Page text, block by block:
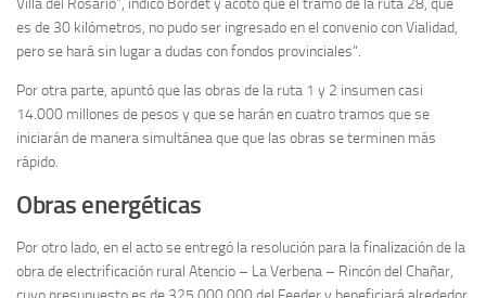
Villa del Rosario”, indicó Bordet y acotó que el tramo de la ruta 28, que
es de 30 kilómetros, no pudo ser ingresado en el convenio con Vialidad,
pero se hará sin lugar a dudas con fondos provinciales”.
Por otra parte, apuntó que las obras de la ruta 1 y 2 insumen casi
14.000 millones de pesos y que se harán en cuatro tramos que se
iniciarán de manera simultánea que que las obras se terminen más
rápido.
Obras energéticas
Por otro lado, en el acto se entregó la resolución para la finalización de la
obra de electrificación rural Atencio – La Verbena – Rincón del Chañar,